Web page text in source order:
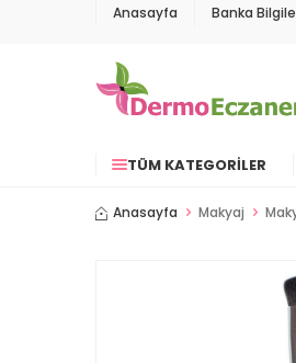
Anasayfa Banka
TÜM KATEGORILER
Anasayfa Makyaj